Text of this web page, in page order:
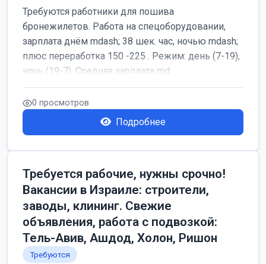
Требуются работники для пошива
бронежилетов. Работа на спецоборудовании,
зарплата днём mdash; 38 шек. час, ночью mdash;
плюс переработка 150 -225 . Режим: день (7-19),
ночь (19-7). Средняя зарплата md...
0 просмотров
Подробнее
Требуется рабочие, нужны срочно!
Вакансии в Израиле: строители,
заводы, клининг. Свежие
объявления, работа с подвозкой:
Тель-Авив, Ашдод, Холон, Ришон
Требуются